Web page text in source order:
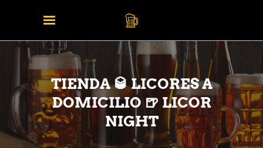
TIENDA 🥃 LICORES A
DOMICILIO 🍺 LICOR
NIGHT